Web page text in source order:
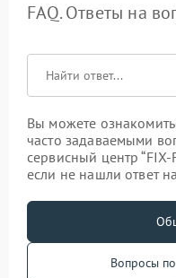
FAQ. Ответы на
Вы можете
часто задаваемыми
сервисный центр
если не нашли ответ
Вопросы